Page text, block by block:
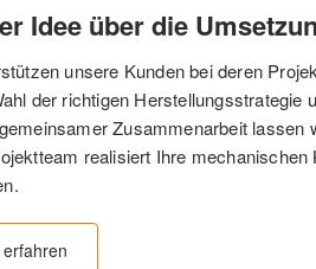
Idee über die
unsere Kunden bei deren
der richtigen Herstellungsstrategie
Zusammenarbeit lassen
realisiert Ihre